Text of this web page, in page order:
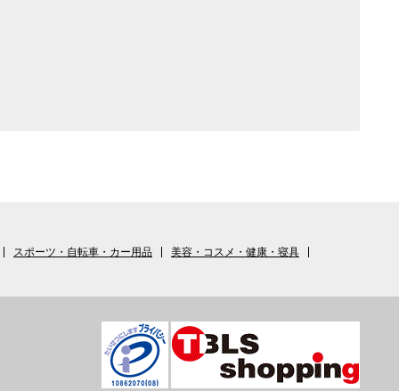
スポーツ・自転車・カー用品 美容・コスメ・健康・寝具